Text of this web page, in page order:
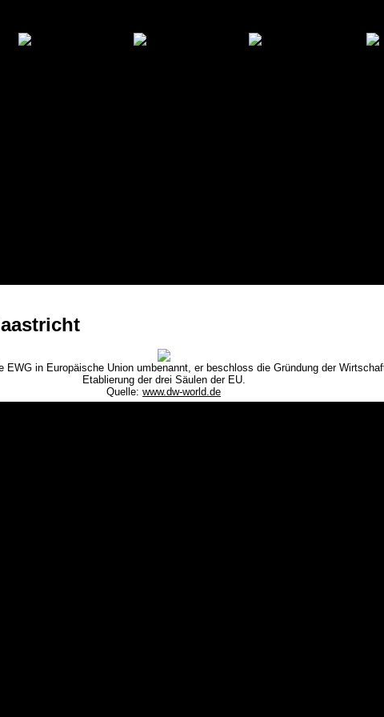
EWG in Europäische Union umbenannt, er beschloss die Gründung der
Etablierung der drei Säulen der EU.
Quelle: www.dw-world.de